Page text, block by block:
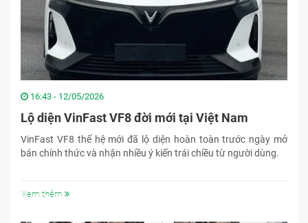
16:43 - 12/05/2026
Lộ diện VinFast VF8 đời mới tại Việt Nam
VinFast VF8 thế hệ mới đã lộ diện hoàn toàn trước ngày mở
bán chính thức và nhận nhiều ý kiến trái chiều từ người dùng.
Xem thêm